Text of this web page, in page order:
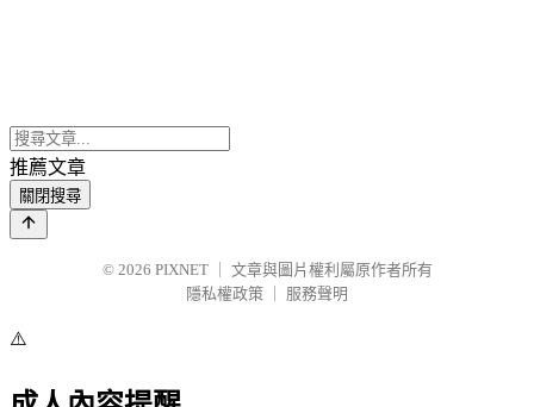
推薦文章
關閉搜尋
© 2026 PIXNET
文章與圖片權利屬原作者所有
隱私權政策
服務聲明
⚠️